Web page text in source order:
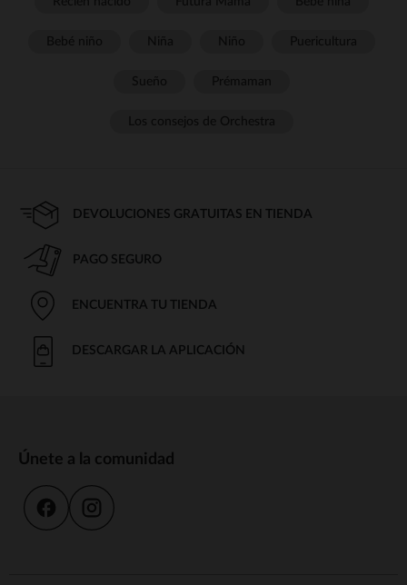
DEVOLUCIONES GRATUITAS EN TIENDA
PAGO SEGURO
ENCUENTRA TU TIENDA
DESCARGAR LA APLICACIÓN
Únete a la comunidad